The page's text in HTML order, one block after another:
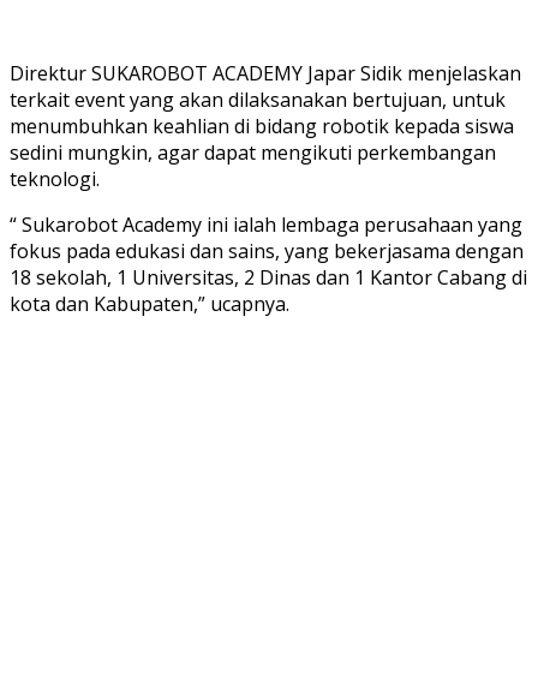
Direktur SUKAROBOT ACADEMY Japar Sidik menjelaskan
terkait event yang akan dilaksanakan bertujuan, untuk
menumbuhkan keahlian di bidang robotik kepada siswa
sedini mungkin, agar dapat mengikuti perkembangan
teknologi.
“ Sukarobot Academy ini ialah lembaga perusahaan yang
fokus pada edukasi dan sains, yang bekerjasama dengan
18 sekolah, 1 Universitas, 2 Dinas dan 1 Kantor Cabang di
kota dan Kabupaten,” ucapnya.